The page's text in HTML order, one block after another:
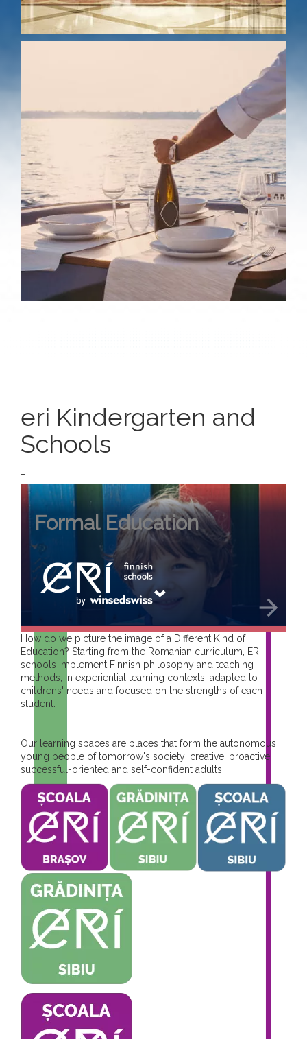
eri Kindergarten and
Schools
Formal Education
arrow_forward
How do we picture the image of a Different Kind of
Education? Starting from the Romanian curriculum, ERI
schools implement Finnish philosophy and teaching
methods, in experiential learning contexts, adapted to
childrens' needs and focused on the strengths of each
student.
Our learning spaces are places that form the autonomous
young people of tomorrow's society: creative, proactive,
successful-oriented and self-confident adults.